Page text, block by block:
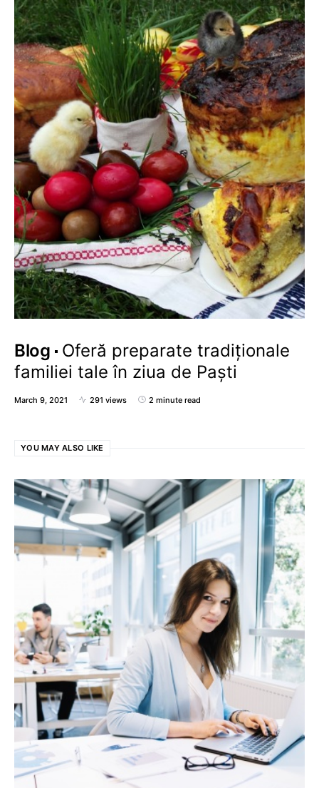
Blog
Oferă preparate tradiționale
familiei tale în ziua de Paști
March 9, 2021 291 views 2 minute read
YOU MAY ALSO LIKE